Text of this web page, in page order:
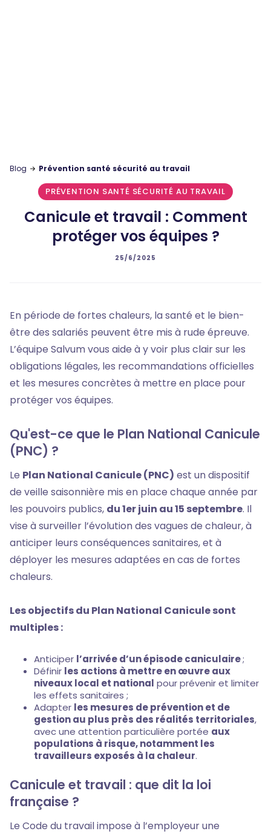
Blog Prévention santé sécurité au travail
PRÉVENTION SANTÉ SÉCURITÉ AU TRAVAIL
Canicule et travail : Comment
protéger vos équipes ?
25/6/2025
En période de fortes chaleurs, la santé et le bien-
être des salariés peuvent être mis à rude épreuve.
L’équipe Salvum vous aide à y voir plus clair sur les
obligations légales, les recommandations officielles
et les mesures concrètes à mettre en place pour
protéger vos équipes.
Qu'est-ce que le Plan National Canicule
(PNC) ?
Le Plan National Canicule (PNC) est un dispositif
de veille saisonnière mis en place chaque année par
les pouvoirs publics, du 1er juin au 15 septembre. Il
vise à surveiller l’évolution des vagues de chaleur, à
anticiper leurs conséquences sanitaires, et à
déployer les mesures adaptées en cas de fortes
chaleurs.
Les objectifs du Plan National Canicule sont
multiples :
Anticiper l’arrivée d’un épisode caniculaire;
Définir les actions à mettre en œuvre aux
niveaux local et national pour prévenir et limiter
les effets sanitaires ;
Adapter les mesures de prévention et de
gestion au plus près des réalités territoriales,
avec une attention particulière portée aux
populations à risque, notamment les
travailleurs exposés à la chaleur.
Canicule et travail : que dit la loi
française ?
Le Code du travail impose à l’employeur une